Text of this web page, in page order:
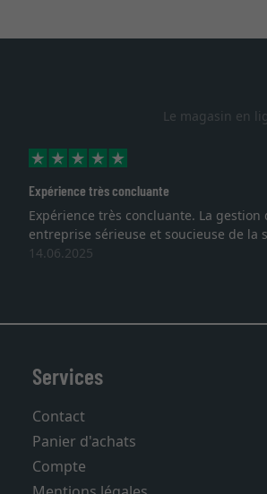
Le magasin en
de la livraison et la protection des
satisfaction client. Recommandation très
Services
Contact
Panier d'achats
Compte